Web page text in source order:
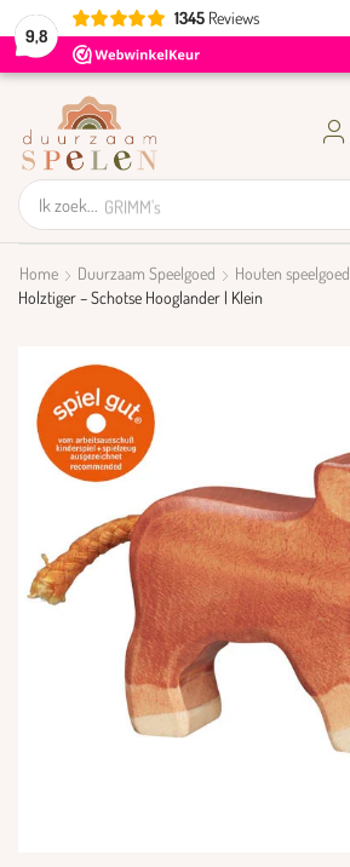
9,8
1345 Reviews
Ik zoek... GRIMM's
Home Duurzaam Speelgoed
Houten speelgoed
Holztiger – Schotse Hooglander | Klein